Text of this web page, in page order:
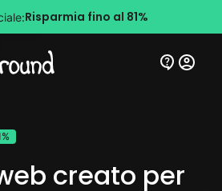
Risparmia fino al 81%
creato per